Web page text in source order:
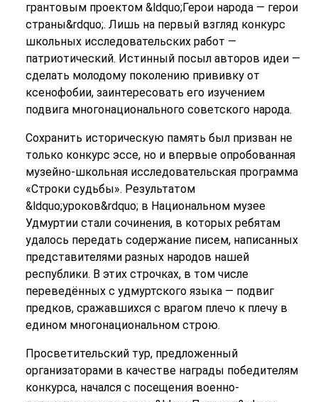
грантовым проектом &ldquo;Герои народа — герои
страны&rdquo;. Лишь на первый взгляд конкурс
школьных исследовательских работ —
патриотический. Истинный посыл авторов идеи —
сделать молодому поколению прививку от
ксенофобии, заинтересовать его изучением
подвига многонационального советского народа.
Сохранить историческую память был призван не
только конкурс эссе, но и впервые опробованная
музейно-школьная исследовательская программа
«Строки судьбы». Результатом
&ldquo;уроков&rdquo; в Национальном музее
Удмуртии стали сочинения, в которых ребятам
удалось передать содержание писем, написанных
представителями разных народов нашей
республики. В этих строчках, в том числе
переведённых с удмуртского языка — подвиг
предков, сражавшихся с врагом плечо к плечу в
едином многонациональном строю.
Просветительский тур, предложенный
организаторами в качестве награды победителям
конкурса, начался с посещения военно-